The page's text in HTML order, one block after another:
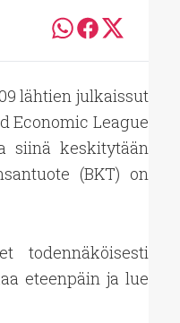
lähtien julkaissut
Economic League
siinä keskitytään
(BKT) on
todennäköisesti
eteenpäin ja lue